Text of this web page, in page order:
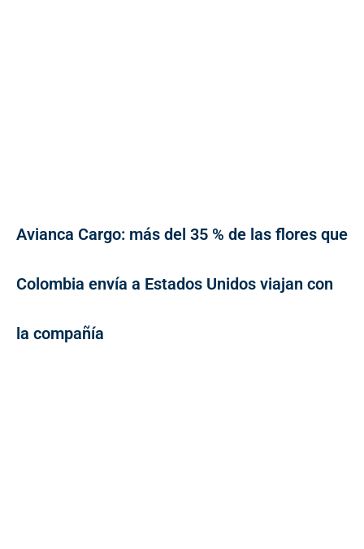
Avianca Cargo: más del 35 % de las flores que
Colombia envía a Estados Unidos viajan con
la compañía